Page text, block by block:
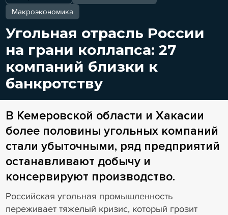
Макроэкономика
Угольная отрасль России
на грани коллапса: 27
компаний близки к
банкротству
В Кемеровской области и Хакасии
более половины угольных компаний
стали убыточными, ряд предприятий
останавливают добычу и
консервируют производство.
Российская угольная промышленность
переживает тяжелый кризис, который грозит